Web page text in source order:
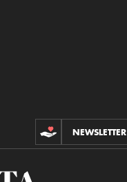
CONTRIBUCIONES
NEWSLETTER